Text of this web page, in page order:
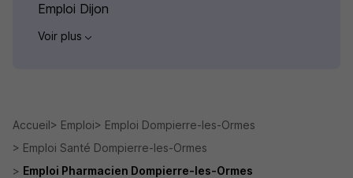
Emploi Dijon
Voir plus
Accueil Emploi
Emploi Dompierre-les-Ormes
Emploi Santé Dompierre-les-Ormes
Emploi Pharmacien Dompierre-les-Ormes